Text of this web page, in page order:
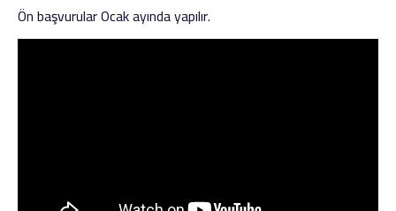
Ön başvurular Ocak ayında yapılır.